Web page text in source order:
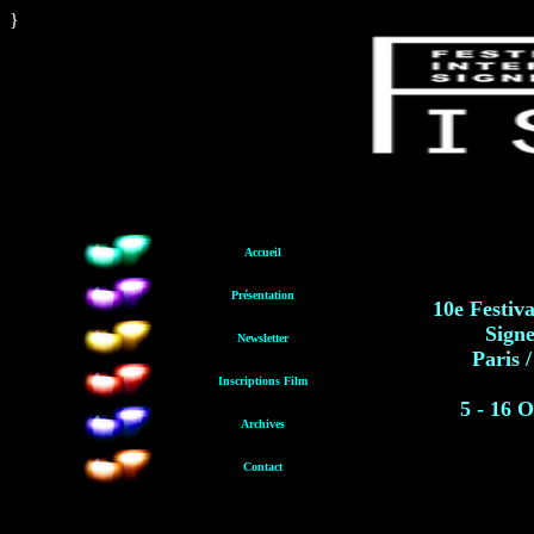
}
Accueil
Présentation
Newsletter
Inscriptions Film
Archives
Contact
10e
Paris
5 - 16